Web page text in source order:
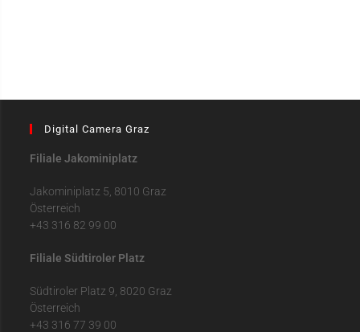
Digital Camera Graz
Filiale Jakominiplatz
Jakominiplatz 5, 8010 Graz
Österreich
+43 316 82 99 00
Filiale Südtiroler Platz
Südtiroler Platz 9, 8020 Graz
Österreich
+43 316 77 39 00